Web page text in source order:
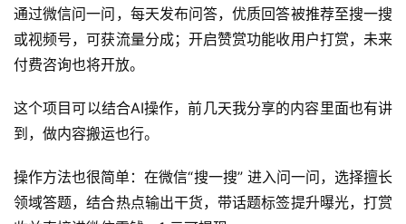
通过微信问一问，每天发布问答，优质回答被推荐至搜一搜
或视频号，可获流量分成；开启赞赏功能收用户打赏，未来
付费咨询也将开放。
这个项目可以结合AI操作，前几天我分享的内容里面也有讲
到，做内容搬运也行。
操作方法也很简单：在微信“搜一搜” 进入问一问，选择擅长
领域答题，结合热点输出干货，带话题标签提升曝光，打赏